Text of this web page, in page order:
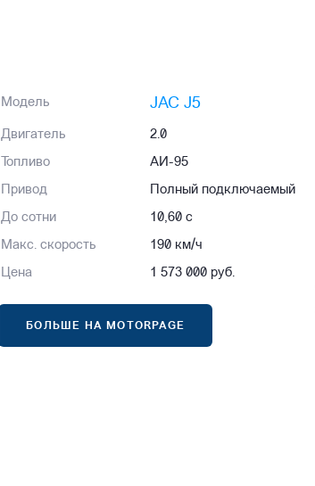
Модель JAC J5
Двигатель 2.0
Топливо АИ-95
Привод Полный подключаемый
До сотни 10,60 с
Макс. скорость 190 км/ч
Цена 1 573 000 руб.
БОЛЬШЕ НА MOTORPAGE